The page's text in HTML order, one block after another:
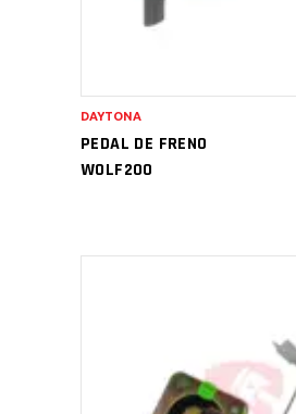
PEDAL DE FRENO
WOLF200
DAYTONA